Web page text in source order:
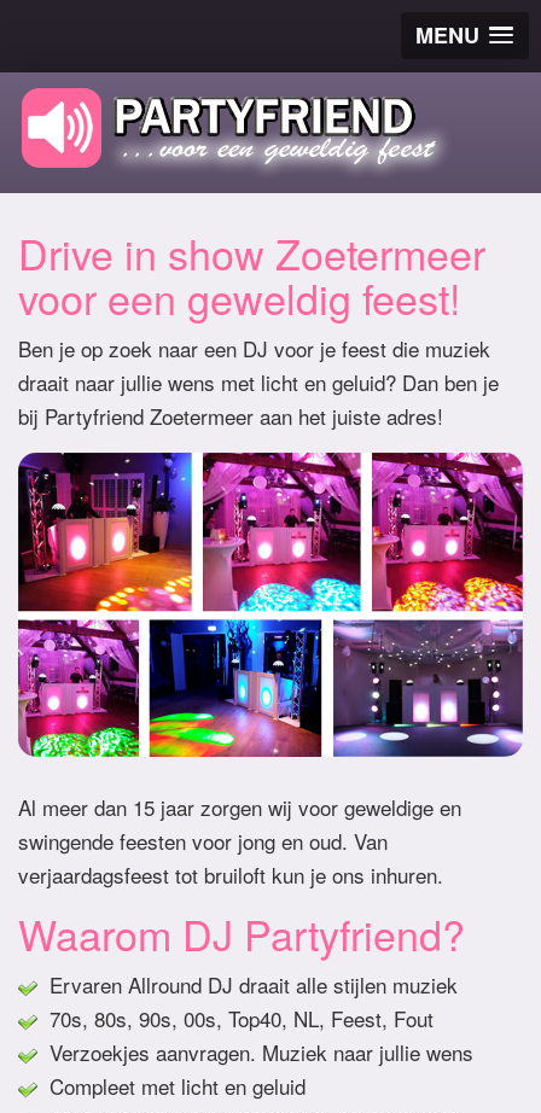
MENU
Drive in show Zoetermeer
voor een geweldig feest!
Ben je op zoek naar een DJ voor je feest die muziek
draait naar jullie wens met licht en geluid? Dan ben je
bij Partyfriend Zoetermeer aan het juiste adres!
Al meer dan 15 jaar zorgen wij voor geweldige en
swingende feesten voor jong en oud. Van
verjaardagsfeest tot bruiloft kun je ons inhuren.
Waarom DJ Partyfriend?
Ervaren Allround DJ draait alle stijlen muziek
70s, 80s, 90s, 00s, Top40, NL, Feest, Fout
Verzoekjes aanvragen. Muziek naar jullie wens
Compleet met licht en geluid